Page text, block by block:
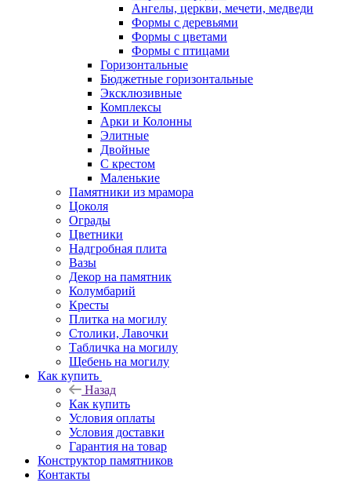
Ангелы, церкви, мечети, медведи
Формы с деревьями
Формы с цветами
Формы с птицами
Горизонтальные
Бюджетные горизонтальные
Эксклюзивные
Комплексы
Арки и Колонны
Элитные
Двойные
С крестом
Маленькие
Памятники из мрамора
Цоколя
Ограды
Цветники
Надгробная плита
Вазы
Декор на памятник
Колумбарий
Кресты
Плитка на могилу
Столики, Лавочки
Табличка на могилу
Щебень на могилу
Как купить
Назад
Как купить
Условия оплаты
Условия доставки
Гарантия на товар
Конструктор памятников
Контакты